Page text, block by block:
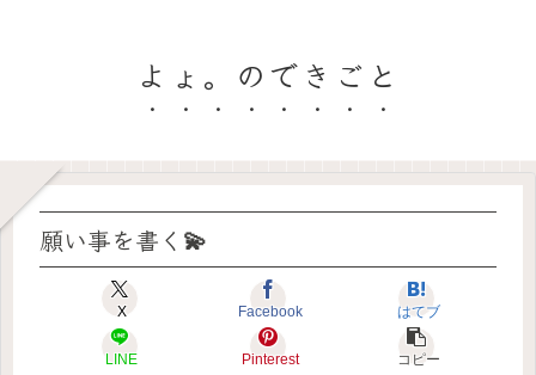
よょ。のできごと
願い事を書く💫
X Facebook はてブ
LINE Pinterest コピー